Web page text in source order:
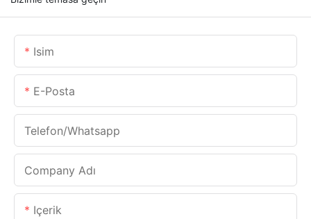
Isim
E-Posta
Telefon/whatsapp
Company Adı
Içerik